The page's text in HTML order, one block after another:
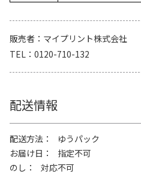
販売者
マイプリント株式会社
TEL
0120-710-132
配送情報
配送方法
ゆうパック
お届け日
指定不可
のし
対応不可